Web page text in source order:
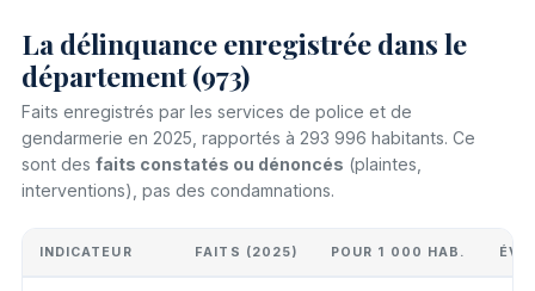
La délinquance enregistrée dans le
département (973)
Faits enregistrés par les services de police et de
gendarmerie en 2025, rapportés à 293 996 habitants. Ce
sont des faits constatés ou dénoncés (plaintes,
interventions), pas des condamnations.
INDICATEUR FAITS (2025) POUR 1 000 HAB.